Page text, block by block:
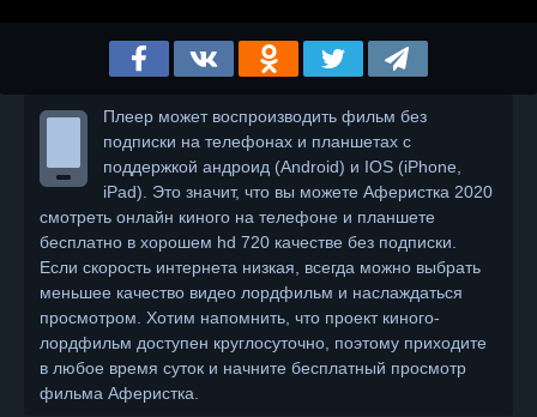
Плеер может воспроизводить фильм без
подписки на телефонах и планшетах с
поддержкой андроид (Android) и IOS (iPhone,
iPad). Это значит, что вы можете Аферистка 2020
смотреть онлайн киного на телефоне и планшете
бесплатно в хорошем hd 720 качестве без подписки.
Если скорость интернета низкая, всегда можно выбрать
меньшее качество видео лордфильм и наслаждаться
просмотром. Хотим напомнить, что проект киного-
лордфильм доступен круглосуточно, поэтому приходите
в любое время суток и начните бесплатный просмотр
фильма Аферистка.